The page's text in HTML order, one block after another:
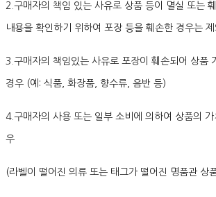
2.구매자의 책임 있는 사유로 상품 등이 멸실 또는
내용을 확인하기 위하여 포장 등을 훼손한 경우는 제
3.구매자의 책임있는 사유로 포장이 훼손되어 상품
경우 (예: 식품, 화장품, 향수류, 음반 등)
4.구매자의 사용 또는 일부 소비에 의하여 상품의
우
(라벨이 떨어진 의류 또는 태그가 떨어진 명품관 상